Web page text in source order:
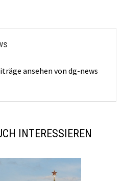
ansehen von dg-news
INTERESSIEREN